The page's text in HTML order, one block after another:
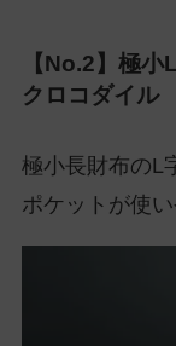
【No.2】極
クロコダイル
極小長財布のL
ポケットが使い